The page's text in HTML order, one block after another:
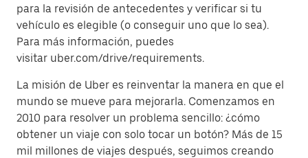
para la revisión de antecedentes y verificar si tu
vehículo es elegible (o conseguir uno que lo sea).
Para más información, puedes
visitar uber.com/drive/requirements.
La misión de Uber es reinventar la manera en que el
mundo se mueve para mejorarla. Comenzamos en
2010 para resolver un problema sencillo: ¿cómo
obtener un viaje con solo tocar un botón? Más de 15
mil millones de viajes después, seguimos creando